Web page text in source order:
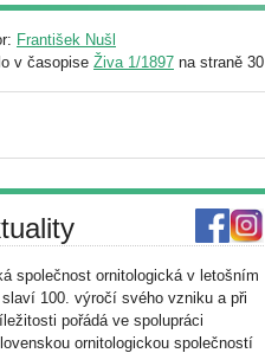
František Nušl
v časopise Živa 1/1897 na straně 30
společnost ornitologická v letošním
100. výročí svého vzniku a při
pořádá ve spolupráci
ornitologickou společností